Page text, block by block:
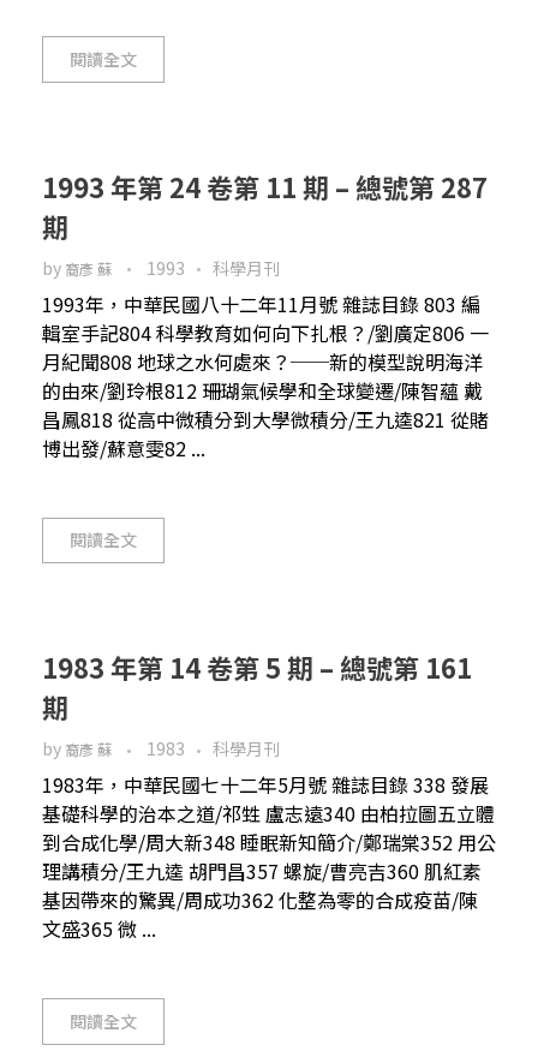
閱讀全文
1993 年第 24 卷第 11 期 – 總號第 287
期
by 裔彥 蘇 1993 科學月刊
1993年，中華民國八十二年11月號 雜誌目錄 803 編
輯室手記804 科學教育如何向下扎根？/劉廣定806 一
月紀聞808 地球之水何處來？──新的模型說明海洋
的由來/劉玲根812 珊瑚氣候學和全球變遷/陳智蘊 戴
昌鳳818 從高中微積分到大學微積分/王九逵821 從賭
博出發/蘇意雯82 ...
閱讀全文
1983 年第 14 卷第 5 期 – 總號第 161
期
by 裔彥 蘇 1983 科學月刊
1983年，中華民國七十二年5月號 雜誌目錄 338 發展
基礎科學的治本之道/祁甡 盧志遠340 由柏拉圖五立體
到合成化學/周大新348 睡眠新知簡介/鄭瑞棠352 用公
理講積分/王九逵 胡門昌357 螺旋/曹亮吉360 肌紅素
基因帶來的驚異/周成功362 化整為零的合成疫苗/陳
文盛365 微 ...
閱讀全文